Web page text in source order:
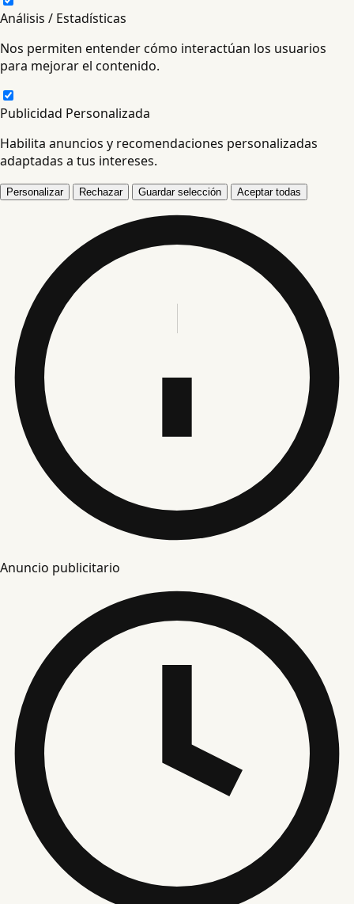
Análisis / Estadísticas
Nos permiten entender cómo interactúan los usuarios
para mejorar el contenido.
Publicidad Personalizada
Habilita anuncios y recomendaciones personalizadas
adaptadas a tus intereses.
Personalizar Rechazar Guardar selección Aceptar todas
Anuncio publicitario